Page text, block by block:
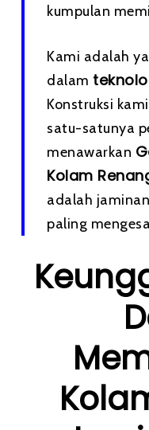
kumpulan
Kami adalah
dalam
Konstruksi
satu-satunya
menawarkan
Kolam
adalah
paling